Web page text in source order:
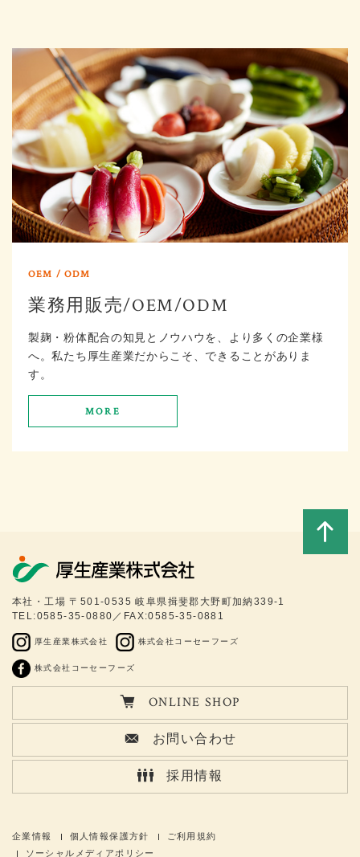
業務用販売/OEM/ODM
製麹・粉体配合の知見とノウハウを、より多くの企業様
へ。私たち厚生産業だからこそ、できることがありま
す。
MORE
本社・工場 〒501-0535 岐阜県揖斐郡大野町加納339-1
TEL:0585-35-0880／FAX:0585-35-0881
厚生産業株式会社 株式会社コーセーフーズ
株式会社コーセーフーズ
ONLINE SHOP
お問い合わせ
採用情報
企業情報 個人情報保護方針
ご利用規約
ソーシャルメディアポリシー